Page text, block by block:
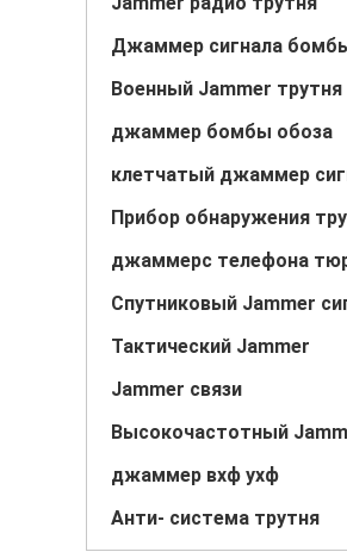
Джаммер сигнала
Военный Jammer трутня
джаммер бомбы обоза
клетчатый джаммер
Прибор обнаружения
Спутниковый Jammer
Тактический Jammer
Jammer связи
Высокочастотный
джаммер вхф ухф
Анти- система трутня